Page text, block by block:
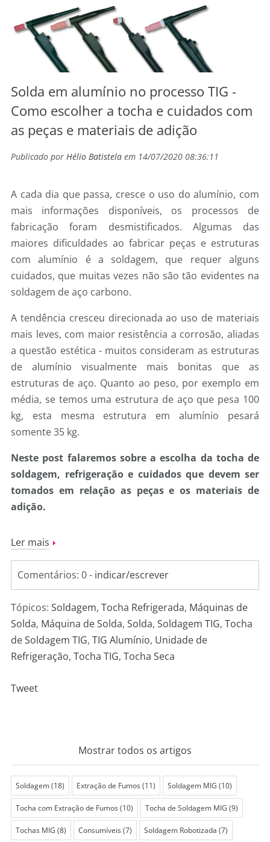
Solda em alumínio no processo TIG -
Como escolher a tocha e cuidados com
as peças e materiais de adição
Publicado por Hélio Batistela em 14/07/2020 08:36:11
A cada dia que passa, cresce o uso do alumínio, com
mais informações disponíveis, os processos de
fabricação foram desmistificados. Algumas das
maiores dificuldades ao fabricar peças e estruturas
com alumínio é a soldagem, que requer alguns
cuidados, que muitas vezes não são tão evidentes na
soldagem de aço carbono.
A tendência cresceu direcionada ao uso de materiais
mais leves, com maior resistência a corrosão, aliadas
a questão estética - muitos consideram as estruturas
de alumínio visualmente mais bonitas que as
estruturas de aço. Quanto ao peso, por exemplo em
média, se temos uma estrutura de aço que pesa 100
kg, esta mesma estrutura em alumínio pesará
somente 35 kg.
Neste post falaremos sobre a escolha da tocha de
soldagem, refrigeração e cuidados que devem ser
tomados em relação as peças e os materiais de
adição.
Ler mais
Comentários: 0 - indicar/escrever
Tópicos: Soldagem, Tocha Refrigerada, Máquinas de
Solda, Máquina de Solda, Solda, Soldagem TIG, Tocha
de Soldagem TIG, TIG Alumínio, Unidade de
Refrigeração, Tocha TIG, Tocha Seca
Tweet
Mostrar todos os artigos
Soldagem(18) Extração de Fumos(11) Soldagem MIG (10)
Tocha com Extração de Fumos(10) Tocha de Soldagem MIG (9)
Tochas MIG (8) Consumíveis(7) Soldagem Robotizada (7)